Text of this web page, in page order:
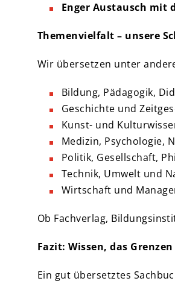
Enger Austausch mit
Themenvielfalt – unsere
Wir übersetzen unter
Bildung, Pädagogik,
Geschichte und
Kunst- und
Medizin, Psychologie,
Politik, Gesellschaft,
Technik, Umwelt und
Wirtschaft und
Ob Fachverlag,
Fazit: Wissen, das
Ein gut übersetztes